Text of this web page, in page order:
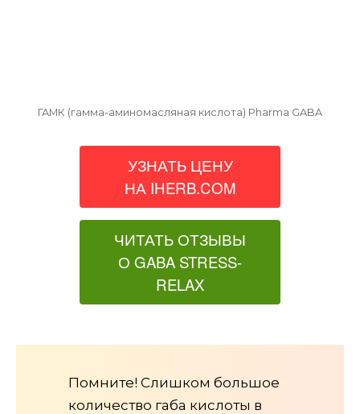
ГАМК (гамма-аминомасляная кислота) Pharma GABA
УЗНАТЬ ЦЕНУ
НА IHERB.COM
ЧИТАТЬ ОТЗЫВЫ
О GABA STRESS-
RELAX
Помните! Слишком большое
количество габа кислоты в